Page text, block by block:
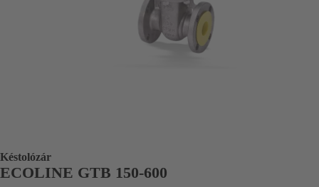
Késtolózár
ECOLINE GTB 150-600